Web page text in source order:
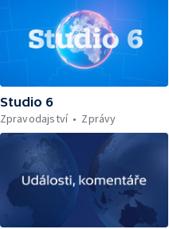
Studio 6
Zpravodajství
Zprávy